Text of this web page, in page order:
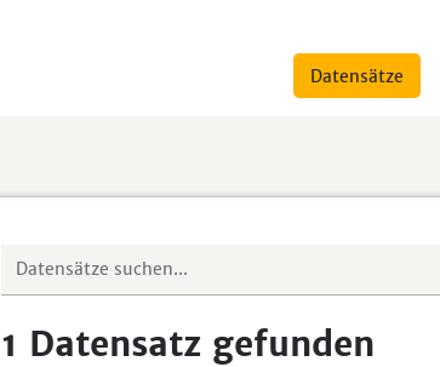
Datensätze
1 Datensatz gefunden